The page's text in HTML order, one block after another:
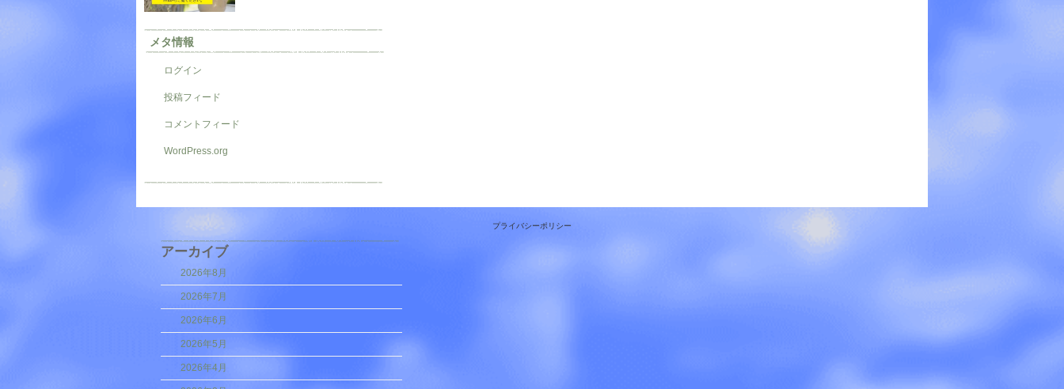
メタ情報
ログイン
投稿フィード
コメントフィード
WordPress.org
プライバシーポリシー
アーカイブ
2026年8月
2026年7月
2026年6月
2026年5月
2026年4月